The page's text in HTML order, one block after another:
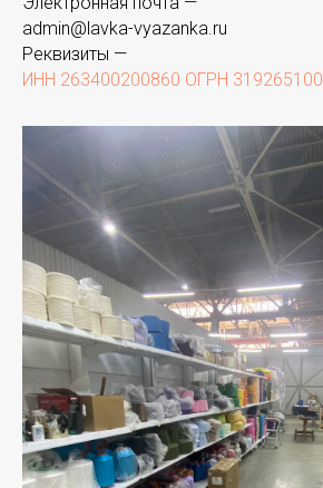
admin@lavka-vyazanka.ru
Реквизиты —
ИНН 263400200860 ОГРН